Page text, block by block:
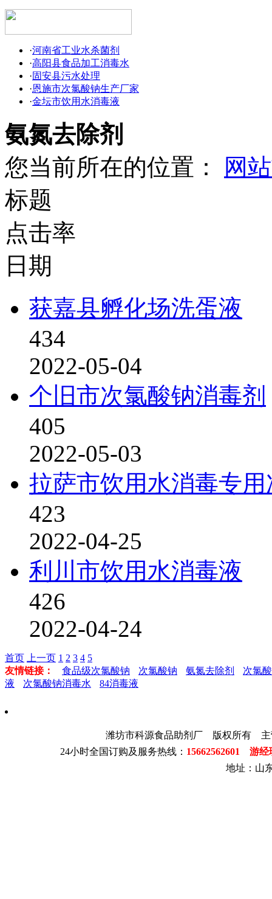
·河南省工业水杀菌剂
·高阳县食品加工消毒水
·固安县污水处理
·恩施市次氯酸钠生产厂家
·金坛市饮用水消毒液
氨氮去除剂
您当前所在的位置：
网
标题
点击率
日期
获嘉县孵化场洗蛋液
434
2022-05-04
个旧市次氯酸钠消毒剂
405
2022-05-03
拉萨市饮用水消毒专
423
2022-04-25
利川市饮用水消毒液
426
2022-04-24
首页 上一页 1 2 3 4 5
友情链接：
食品级次氯酸钠 次氯酸钠 氨氮去除剂
次氯
液
次氯酸钠消毒水 84消毒液
潍坊市科源食品助剂厂 版权所有 主
24小时全国订购及服务热线： 15662562601 游
地址：山